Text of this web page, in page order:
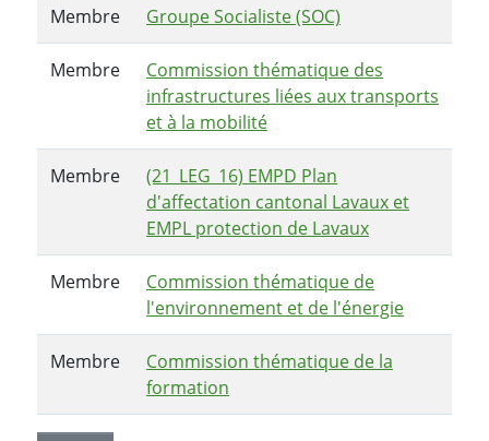
Membre Groupe Socialiste (SOC)
Membre
Commission thématique des
infrastructures liées aux transports
et à la mobilité
Membre
(21_LEG_16) EMPD Plan
d'affectation cantonal Lavaux et
EMPL protection de Lavaux
Membre
Commission thématique de
l'environnement et de l'énergie
Membre
Commission thématique de la
formation